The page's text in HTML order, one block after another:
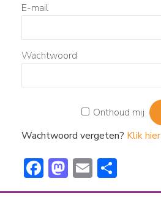
E-mail
Wachtwoord
Onthoud mij
Wachtwoord vergeten? Klik hier
F
ac
M
a
E
m el